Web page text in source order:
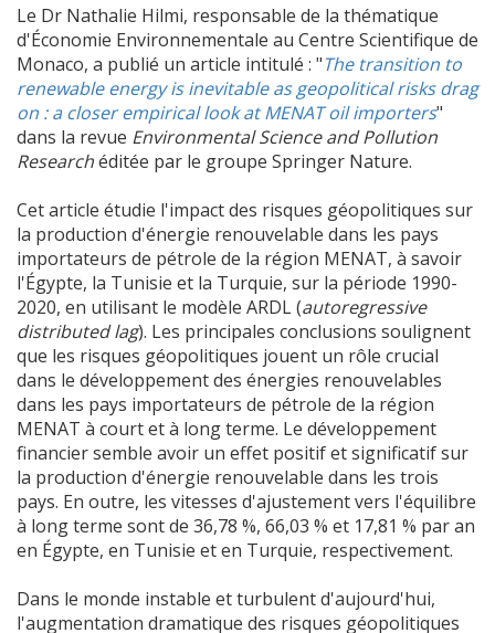
Le Dr Nathalie Hilmi, responsable de la thématique
d'Économie Environnementale au Centre Scientifique de
Monaco, a publié un article intitulé : "The transition to
renewable energy is inevitable as geopolitical risks drag
on : a closer empirical look at MENAT oil importers"
dans la revue Environmental Science and Pollution
Researchéditée par le groupe Springer Nature.
Cet article étudie l'impact des risques géopolitiques sur
la production d'énergie renouvelable dans les pays
importateurs de pétrole de la région MENAT, à savoir
l'Égypte, la Tunisie et la Turquie, sur la période 1990-
2020, en utilisant le modèle ARDL (autoregressive
distributed lag). Les principales conclusions soulignent
que les risques géopolitiques jouent un rôle crucial
dans le développement des énergies renouvelables
dans les pays importateurs de pétrole de la région
MENAT à court et à long terme. Le développement
financier semble avoir un effet positif et significatif sur
la production d'énergie renouvelable dans les trois
pays. En outre, les vitesses d'ajustement vers l'équilibre
à long terme sont de 36,78 %, 66,03 % et 17,81 % par an
en Égypte, en Tunisie et en Turquie, respectivement.
Dans le monde instable et turbulent d'aujourd'hui,
l'augmentation dramatique des risques géopolitiques